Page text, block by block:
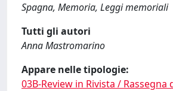
Spagna, Memoria, Leggi memoriali
Tutti gli autori
Anna Mastromarino
Appare nelle tipologie:
03B-Review in Rivista / Rassegna